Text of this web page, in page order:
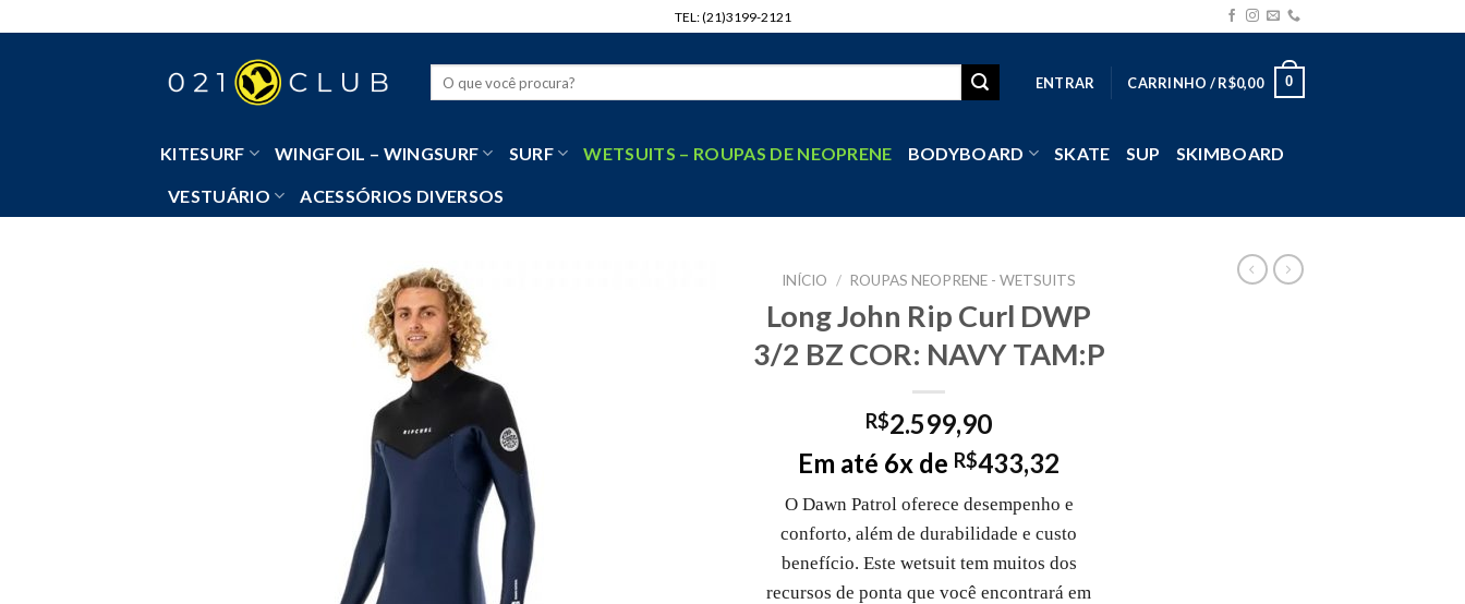
to
TEL: (21)3199-2121
ENTRAR CARRINHO /R$0,00 0
KITESURF WINGFOIL – WINGSURF SURF WETSUITS – ROUPAS DE NEOPRENE BODYBOARD SKATE SUP SKIMBOARD
VESTUÁRIO ACESSÓRIOS DIVERSOS
INÍCIO / ROUPAS NEOPRENE - WETSUITS
Long John Rip Curl DWP
3/2 BZ COR: NAVY TAM:P
R$2.599,90
Em até 6x de R$433,32
O Dawn Patrol oferece desempenho e
conforto, além de durabilidade e custo
benefício. Este wetsuit tem muitos dos
recursos de ponta que você encontrará em